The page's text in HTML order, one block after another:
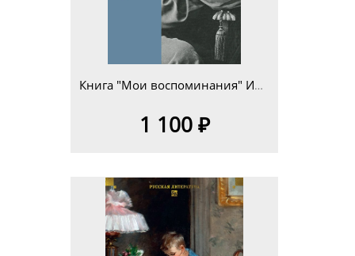
Книга "Мои воспоминания" Илья Львович Толстой
1 100 ₽